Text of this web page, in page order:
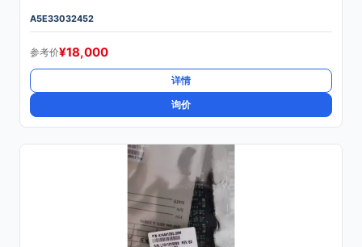
A5E33032452
参考价¥18,000
详情
询价